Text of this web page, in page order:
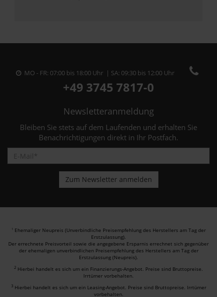
MO - FR: 07:00 bis 18:00 Uhr | SA: 09:30 bis 12:00 Uhr
+49 3745 7817-0
Newsletteranmeldung
Bleiben Sie stets auf dem Laufenden und erhalten Sie
Benachrichtigungen direkt in Ihr Postfach.
1 Ehemaliger Neupreis (Unverbindliche Preisempfehlung des Herstellers am Tag der
Erstzulassung).
Der errechnete Preisvorteil sowie die angegebene Ersparnis errechnet sich gegenüber
der ehemaligen unverbindlichen Preisempfehlung des Herstellers am Tag der
Erstzulassung (Neupreis).
2 Hierbei handelt es sich um ein Finanzierungs-Angebot. Preise sind Bruttopreise.
Irrtümer vorbehalten.
3 Hierbei handelt es sich um ein Leasing-Angebot. Preise sind Bruttopreise. Irrtümer
vorbehalten.